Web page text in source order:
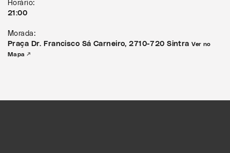
Horário:
21:00
Morada:
Praça Dr. Francisco Sá Carneiro, 2710-720 SintraVer no
Mapa ↗